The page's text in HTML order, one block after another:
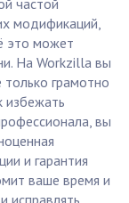
частой
модификаций,
это может
На Workzilla вы
грамотно
избежать
вы
и гарантия
ваше время и